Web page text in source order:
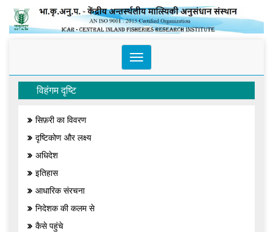
Toggle
navigation
विहंगम दृष्टि
सिफ़री का विवरण
दृष्टिकोण और लक्ष्य
अधिदेश
इतिहास
आधारिक संरचना
निदेशक की कलम से
कैसे पहुंचे